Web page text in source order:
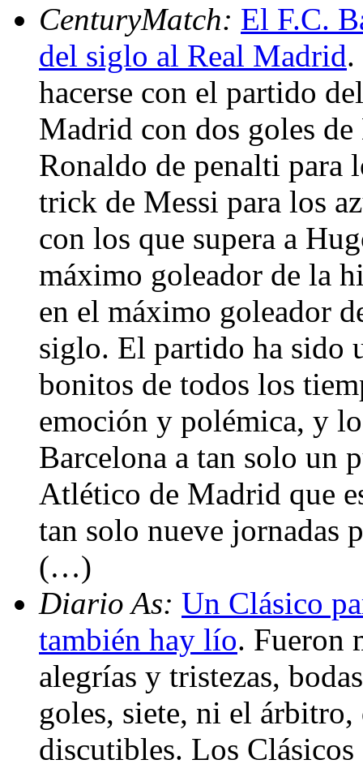
CenturyMatch: El F.C.
del siglo al Real Madrid.
hacerse con el partido
Madrid con dos goles
Ronaldo de penalti para
trick de Messi para los
con los que supera a
máximo goleador de la
en el máximo goleador
siglo. El partido ha sido
bonitos de todos los
emoción y polémica, y
Barcelona a tan solo un
Atlético de Madrid que
tan solo nueve jornadas
(…)
Diario As: Un Clásico
también hay lío. Fueron
alegrías y tristezas,
goles, siete, ni el árbitro,
discutibles. Los Clásicos